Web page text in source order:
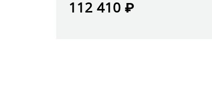
112 410 ₽